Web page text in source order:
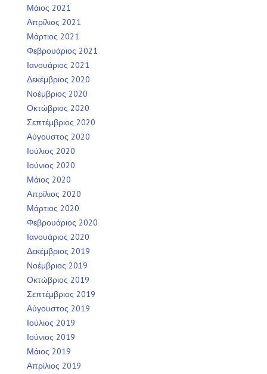
Μάιος 2021
Απρίλιος 2021
Μάρτιος 2021
Φεβρουάριος 2021
Ιανουάριος 2021
Δεκέμβριος 2020
Νοέμβριος 2020
Οκτώβριος 2020
Σεπτέμβριος 2020
Αύγουστος 2020
Ιούλιος 2020
Ιούνιος 2020
Μάιος 2020
Απρίλιος 2020
Μάρτιος 2020
Φεβρουάριος 2020
Ιανουάριος 2020
Δεκέμβριος 2019
Νοέμβριος 2019
Οκτώβριος 2019
Σεπτέμβριος 2019
Αύγουστος 2019
Ιούλιος 2019
Ιούνιος 2019
Μάιος 2019
Απρίλιος 2019